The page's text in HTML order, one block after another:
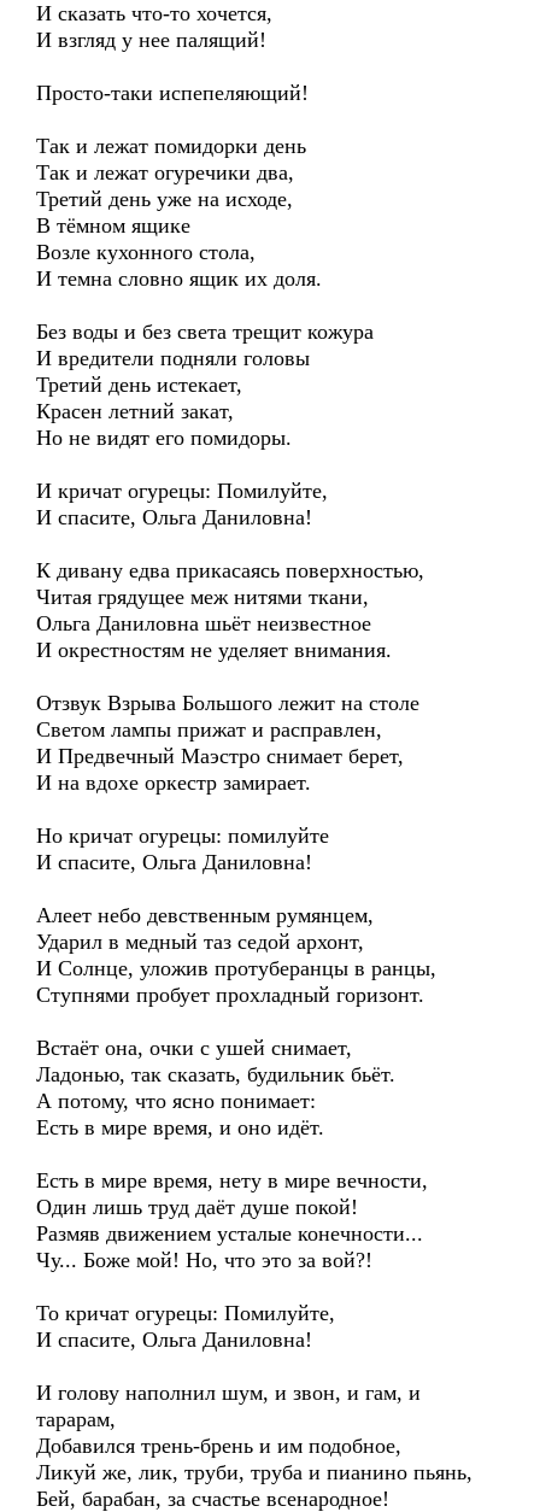
И сказать что-то хочется,
И взгляд у нее палящий!
Просто-таки испепеляющий!
Так и лежат помидорки день
Так и лежат огуречики два,
Третий день уже на исходе,
В тёмном ящике
Возле кухонного стола,
И темна словно ящик их доля.
Без воды и без света трещит кожура
И вредители подняли головы
Третий день истекает,
Красен летний закат,
Но не видят его помидоры.
И кричат огурецы: Помилуйте,
И спасите, Ольга Даниловна!
К дивану едва прикасаясь поверхностью,
Читая грядущее меж нитями ткани,
Ольга Даниловна шьёт неизвестное
И окрестностям не уделяет внимания.
Отзвук Взрыва Большого лежит на столе
Светом лампы прижат и расправлен,
И Предвечный Маэстро снимает берет,
И на вдохе оркестр замирает.
Но кричат огурецы: помилуйте
И спасите, Ольга Даниловна!
Алеет небо девственным румянцем,
Ударил в медный таз седой архонт,
И Солнце, уложив протуберанцы в ранцы,
Ступнями пробует прохладный горизонт.
Встаёт она, очки с ушей снимает,
Ладонью, так сказать, будильник бьёт.
А потому, что ясно понимает:
Есть в мире время, и оно идёт.
Есть в мире время, нету в мире вечности,
Один лишь труд даёт душе покой!
Размяв движением усталые конечности...
Чу... Боже мой! Но, что это за вой?!
То кричат огурецы: Помилуйте,
И спасите, Ольга Даниловна!
И голову наполнил шум, и звон, и гам, и
тарарам,
Добавился трень-брень и им подобное,
Ликуй же, лик, труби, труба и пианино пьянь,
Бей, барабан, за счастье всенародное!